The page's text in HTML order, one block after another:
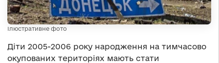
Ілюстративне фото
Діти 2005-2006 року народження на тимчасово
окупованих територіях мають стати